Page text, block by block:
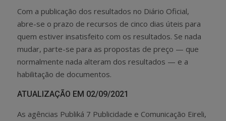
Com a publicação dos resultados no Diário Oficial,
abre-se o prazo de recursos de cinco dias úteis para
quem estiver insatisfeito com os resultados. Se nada
mudar, parte-se para as propostas de preço — que
normalmente nada alteram dos resultados — e a
habilitação de documentos.
ATUALIZAÇÃO EM 02/09/2021
As agências Publiká 7 Publicidade e Comunicação Eireli,